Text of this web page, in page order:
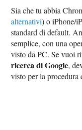
Sia che tu abbia
alternativi) o iPhone/
standard di default.
semplice, con una
visto da PC. Se vuoi
ricerca di Google,
visto per la procedura